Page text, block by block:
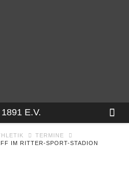
E.V.
TERMINE
IM RITTER-SPORT-STADION